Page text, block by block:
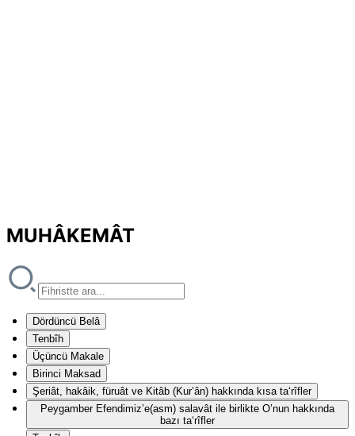
MUHÂKEMÂT
Dördüncü Belâ
Tenbîh
Üçüncü Makale
Birinci Maksad
Şeriât, hakâik, füruât ve Kitâb (Kur’ân) hakkında kısa ta‘rîfler
Peygamber Efendimiz’e(asm) salavât ile birlikte O’nun hakkında
bazı ta‘rîfler